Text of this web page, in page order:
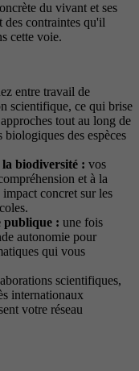
du vivant et ses
des contraintes qu'il
cette voie.
entre travail de
scientifique, ce qui brise
tout au long de
biologiques des espèces
biodiversité : vos
et à la
concret sur les
publique : une fois
autonomie pour
qui vous
scientifiques,
internationaux
votre réseau